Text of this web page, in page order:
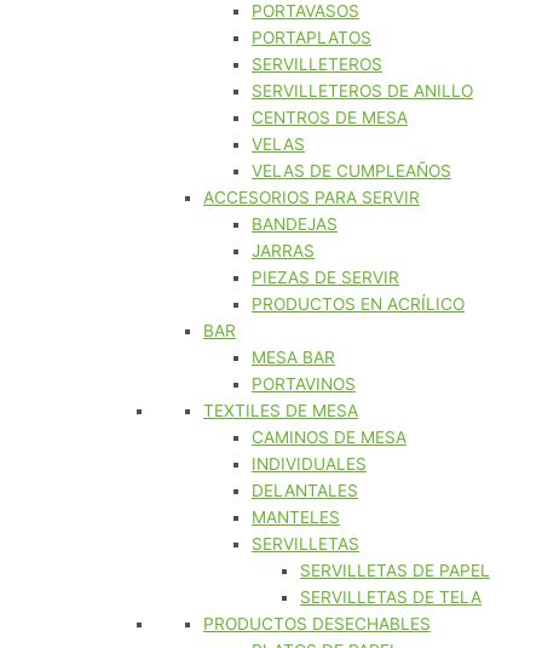
PORTAVASOS
PORTAPLATOS
SERVILLETEROS
SERVILLETEROS DE ANILLO
CENTROS DE MESA
VELAS
VELAS DE CUMPLEAÑOS
ACCESORIOS PARA SERVIR
BANDEJAS
JARRAS
PIEZAS DE SERVIR
PRODUCTOS EN ACRÍLICO
BAR
MESA BAR
PORTAVINOS
TEXTILES DE MESA
CAMINOS DE MESA
INDIVIDUALES
DELANTALES
MANTELES
SERVILLETAS
SERVILLETAS DE PAPEL
SERVILLETAS DE TELA
PRODUCTOS DESECHABLES